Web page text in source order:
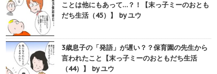
ことは他にもあって…？！【末っ子ミーのおとも
だち生活（45）】 by ユウ
3歳息子の「発語」が遅い？？保育園の先生から
言われたこと【末っ子ミーのおともだち生活
（44）】 by ユウ